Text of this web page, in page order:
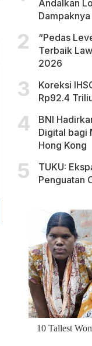
Andalkan
Dampaknya
“Pedas
Terbaik
2026
Koreksi
Rp92.4
BNI
Digital bagi
Hong Kong
TUKU:
Penguatan